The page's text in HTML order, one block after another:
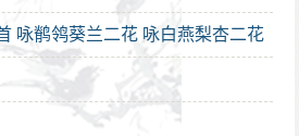
咏鹡鸰葵兰二花 咏白燕梨杏二花